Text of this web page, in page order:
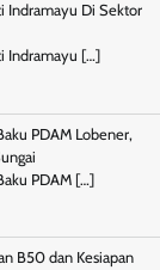
Indramayu Di Sektor
Indramayu […]
PDAM Lobener,
PDAM […]
B50 dan Kesiapan